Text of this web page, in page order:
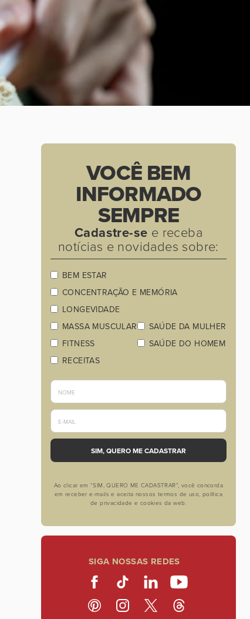
VOCÊ BEM
INFORMADO
SEMPRE
Cadastre-se e receba
notícias e novidades sobre:
BEM ESTAR
CONCENTRAÇÃO E MEMÓRIA
LONGEVIDADE
MASSA MUSCULAR
FITNESS
RECEITAS
SAÚDE DA MULHER
SAÚDE DO HOMEM
Ao clicar em “SIM, QUERO ME CADASTRAR”, você concorda
em receber e-mails e aceita nossos termos de uso, política
de privacidade e cookies da web.
SIGA NOSSAS REDES